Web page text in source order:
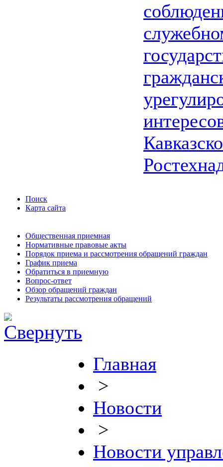
Поиск
Карта сайта
Общественная приемная
Нормативные правовые акты
Порядок приема и рассмотрения обращений граждан
График приема
Обратиться в приемную
Вопрос-ответ
Обзор обращений граждан
Результаты рассмотрения обращений
Главная
>
Новости
>
Новости